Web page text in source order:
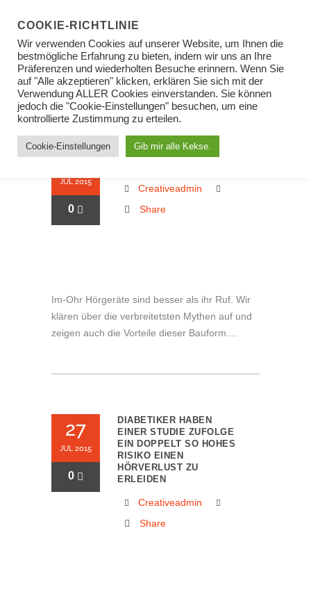
ARCHIVE
27
JUL 2015
0
Creativeadmin
Share
Im-Ohr Hörgeräte sind besser als ihr Ruf. Wir
klären über die verbreitetsten Mythen auf und
zeigen auch die Vorteile dieser Bauform....
27
JUL 2015
0
DIABETIKER HABEN
EINER STUDIE ZUFOLGE
EIN DOPPELT SO HOHES
RISIKO EINEN
HÖRVERLUST ZU
ERLEIDEN
Creativeadmin
Share
COOKIE-RICHTLINIE
Wir verwenden Cookies auf unserer Website, um Ihnen die
bestmögliche Erfahrung zu bieten, indem wir uns an Ihre
Präferenzen und wiederholten Besuche erinnern. Wenn Sie
auf "Alle akzeptieren" klicken, erklären Sie sich mit der
Verwendung ALLER Cookies einverstanden. Sie können
jedoch die "Cookie-Einstellungen" besuchen, um eine
kontrollierte Zustimmung zu erteilen.
Cookie-Einstellungen Gib mir alle Kekse.